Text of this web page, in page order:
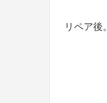
リペア後。